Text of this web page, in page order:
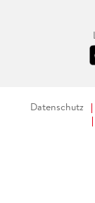
Datenschutz